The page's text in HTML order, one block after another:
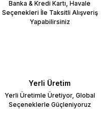
Banka & Kredi Kartı, Havale
Seçenekleri İle Taksitli Alışveriş
Yapabilirsiniz
Yerli Üretim
Yerli Üretimle Üretiyor, Global
Seçeneklerle Güçleniyoruz